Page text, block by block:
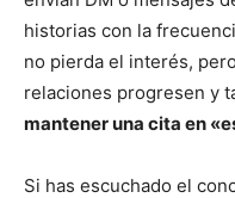
historias con la
no pierda el interés,
relaciones progresen y
mantener una cita en
Si has escuchado el